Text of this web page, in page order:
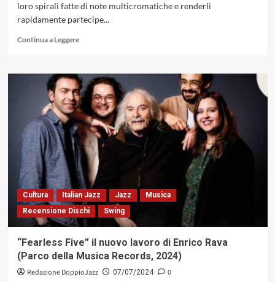
loro spirali fatte di note multicromatiche e renderli
rapidamente partecipe...
Continua a LeggereLeggi
su
«Traveller’s
Ways»
di
Somsen,
Pieranunzi
e
Mirabassi
escursioni
sonore
attraverso
mondi
immaginari
e
Cultura Italian Jazz Jazz
Musica
Recensione Dischi
Swing
“Fearless Five” il nuovo lavoro di Enrico Rava
(Parco della Musica Records, 2024)
Redazione DoppioJazz 07/07/2024
0